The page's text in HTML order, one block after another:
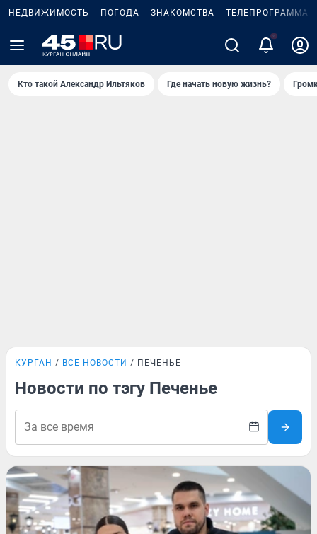
НЕДВИЖИМОСТЬ ПОГОДА ЗНАКОМСТВА ТЕЛЕПРОГРАММА
Кто такой Александр Ильтяков Где начать новую жизнь?
КУРГАН ВСЕ НОВОСТИ ПЕЧЕНЬЕ
Новости по тэгу Печенье